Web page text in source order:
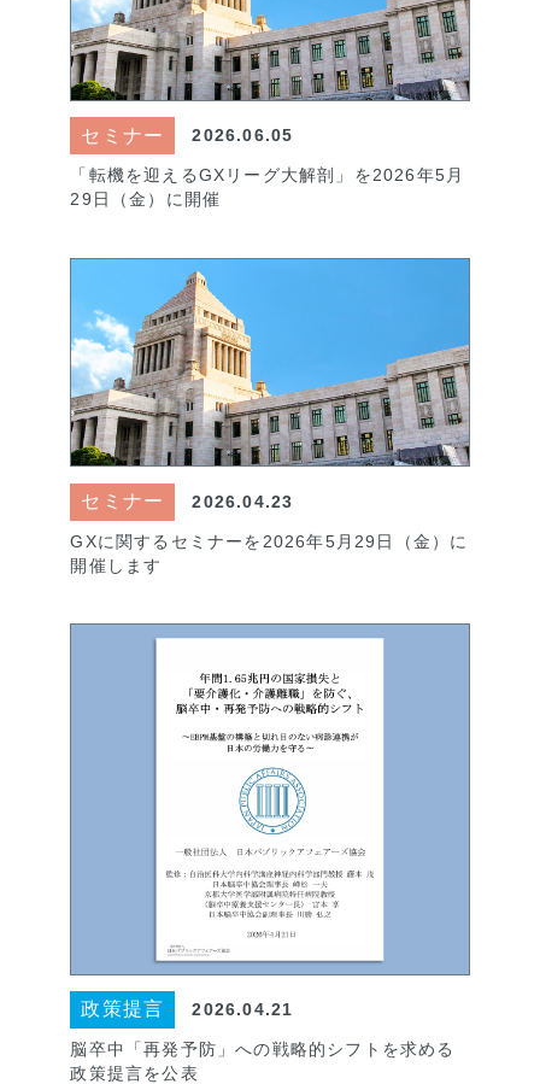
セミナー 2026.06.05
「転機を迎えるGXリーグ大解剖」を2026年5月
29日（金）に開催
セミナー 2026.04.23
GXに関するセミナーを2026年5月29日（金）に
開催します
政策提言 2026.04.21
脳卒中「再発予防」への戦略的シフトを求める
政策提言を公表